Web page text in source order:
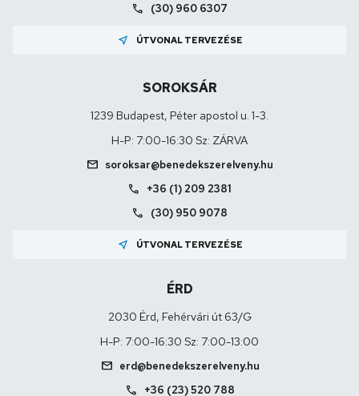
call (30) 960 6307
near_me ÚTVONAL TERVEZÉSE
SOROKSÁR
1239 Budapest, Péter apostol u. 1-3.
H-P: 7:00-16:30 Sz: ZÁRVA
mail soroksar@benedekszerelveny.hu
call +36 (1) 209 2381
call (30) 950 9078
near_me ÚTVONAL TERVEZÉSE
ÉRD
2030 Érd, Fehérvári út 63/G
H-P: 7:00-16:30 Sz: 7:00-13:00
mail erd@benedekszerelveny.hu
call +36 (23) 520 788